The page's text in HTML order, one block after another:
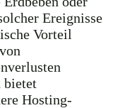
Ereignisse
Vorteil
bietet
Hosting-